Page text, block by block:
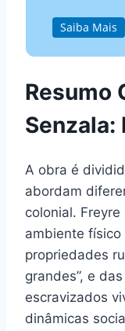
Saiba Mais
Resumo
Senzala:
A obra é
abordam
colonial.
ambiente
propriedades
grandes”, e
escravizados
dinâmicas